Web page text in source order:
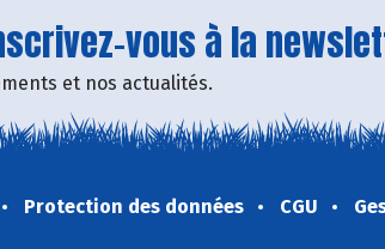
vous à la
et nos actualités.
Protection des données CGU